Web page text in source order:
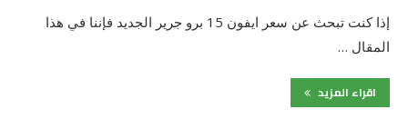
إذا كنت تبحث عن سعر ايفون 15 برو جرير الجديد فإننا في هذا
المقال …
اقراء المزيد